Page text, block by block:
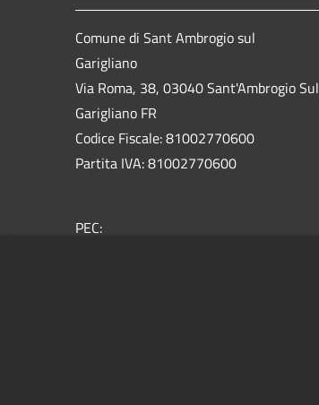
Comune di Sant Ambrogio sul
Garigliano
Via Roma, 38, 03040 Sant'Ambrogio Sul
Garigliano FR
Codice Fiscale: 81002770600
Partita IVA: 81002770600
PEC: